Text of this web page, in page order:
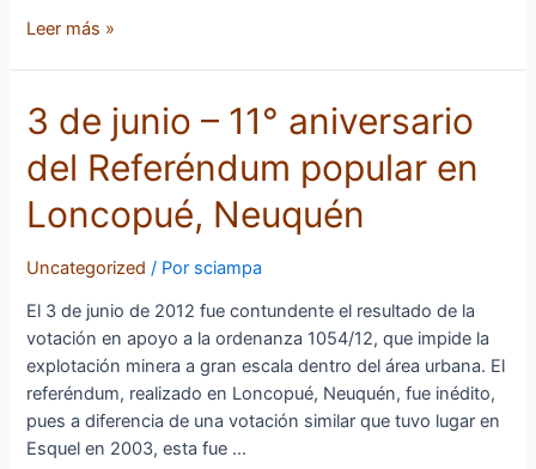
Leer más »
3 de junio – 11° aniversario
del Referéndum popular en
Loncopué, Neuquén
Uncategorized / Por sciampa
El 3 de junio de 2012 fue contundente el resultado de la
votación en apoyo a la ordenanza 1054/12, que impide la
explotación minera a gran escala dentro del área urbana. El
referéndum, realizado en Loncopué, Neuquén, fue inédito,
pues a diferencia de una votación similar que tuvo lugar en
Esquel en 2003, esta fue …
3
de
junio
11°
del
Referéndum
popular
Loncopué,
Neuquén